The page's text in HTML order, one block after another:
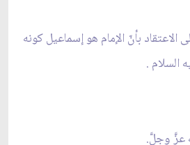
الاعتقاد بأنّ الإمام هو إسماعيل كونه
السلام .